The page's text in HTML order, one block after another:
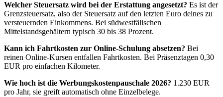
Welcher Steuersatz wird bei der Erstattung angesetzt? Es ist der
Grenzsteuersatz, also der Steuersatz auf den letzten Euro deines zu
versteuernden Einkommens. Bei südwestfälischen
Mittelstandsgehältern typisch 30 bis 38 Prozent.
Kann ich Fahrtkosten zur Online-Schulung absetzen? Bei
reinen Online-Kursen entfallen Fahrtkosten. Bei Präsenztagen 0,30
EUR pro einfachen Kilometer.
Wie hoch ist die Werbungskostenpauschale 2026? 1.230 EUR
pro Jahr, sie greift automatisch ohne Einzelbelege.